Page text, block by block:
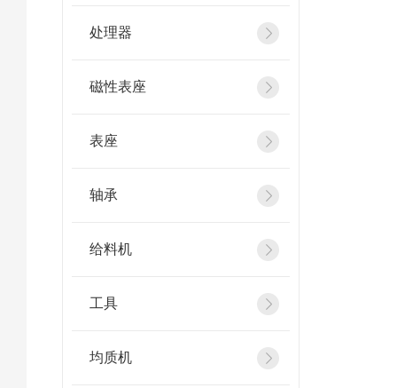
处理器
磁性表座
表座
轴承
给料机
工具
均质机